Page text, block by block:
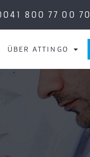
800 77 00 70
ÜBER ATTINGO